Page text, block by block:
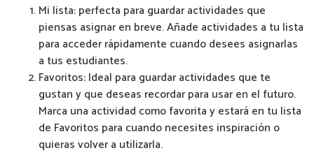
Mi lista: perfecta para guardar actividades que
piensas asignar en breve. Añade actividades a tu lista
para acceder rápidamente cuando desees asignarlas
a tus estudiantes.
Favoritos: Ideal para guardar actividades que te
gustan y que deseas recordar para usar en el futuro.
Marca una actividad como favorita y estará en tu lista
de Favoritos para cuando necesites inspiración o
quieras volver a utilizarla.